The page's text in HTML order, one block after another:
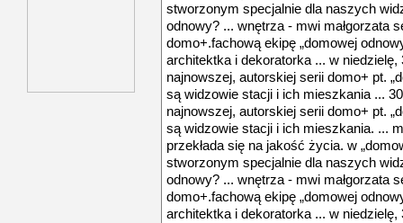
stworzonym specjalnie dla naszych
odnowy? ... wnętrza - mwi małgorzata
domo+.fachową ekipę „domowej
architektka i dekoratorka ... w
najnowszej, autorskiej serii domo+ pt.
są widzowie stacji i ich mieszkania ...
najnowszej, autorskiej serii domo+ pt.
są widzowie stacji i ich mieszkania. ...
przekłada się na jakość życia. w
stworzonym specjalnie dla naszych
odnowy? ... wnętrza - mwi małgorzata
domo+.fachową ekipę „domowej
architektka i dekoratorka ... w